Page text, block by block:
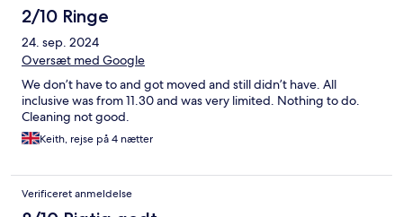
2/10 Ringe
24. sep. 2024
Oversæt med Google
We don’t have to and got moved and still didn’t have. All
inclusive was from 11.30 and was very limited. Nothing to do.
Cleaning not good.
Keith, rejse på 4 nætter
Verificeret anmeldelse